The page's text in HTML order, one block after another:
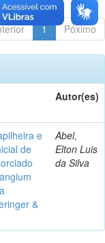
1 Póximo
Autor(es)
e
de
&
Abel,
Elton Luis
da Silva